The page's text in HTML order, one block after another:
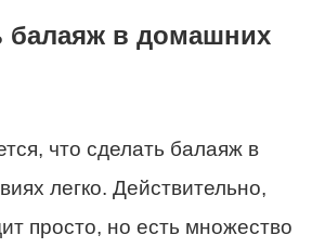
балаяж в домашних
что сделать балаяж в
легко. Действительно,
просто, но есть множество